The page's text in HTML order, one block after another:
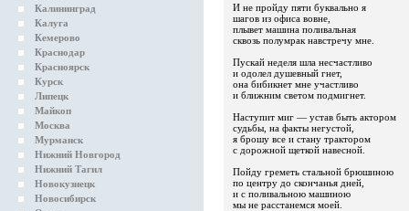
Калининград
Калуга
Кемерово
Краснодар
Красноярск
Курск
Липецк
Майкоп
Москва
Мурманск
Нижний Новгород
Нижний Тагил
Новокузнецк
Новосибирск
И не пройду пяти буквально я
шагов из офиса вовне,
плывет машина поливальная
сквозь полумрак навстречу мне.
Пускай неделя шла несчастливо
и одолел душевный гнет,
она бибикнет мне участливо
и ближним светом подмигнет.
Наступит миг — устав быть актором
судьбы, на факты негустой,
я брошу все и стану трактором
с дорожной щеткой навесной.
Пойду греметь стальной брюшиною
по центру до скончанья дней,
и с поливальною машиною
мы не расстанемся моей.